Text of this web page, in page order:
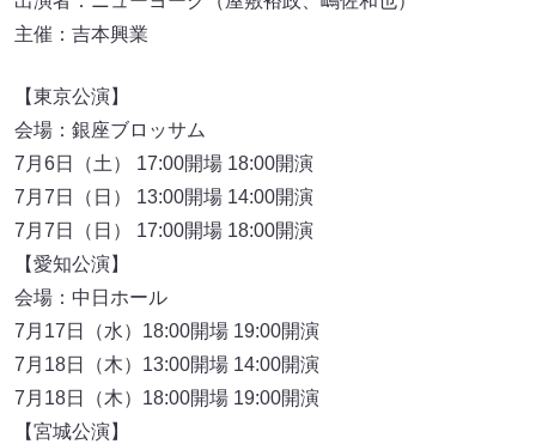
主催：吉本興業
【東京公演】
会場：銀座ブロッサム
7月6日（土） 17:00開場 18:00開演
7月7日（日） 13:00開場 14:00開演
7月7日（日） 17:00開場 18:00開演
【愛知公演】
会場：中日ホール
7月17日（水）18:00開場 19:00開演
7月18日（木）13:00開場 14:00開演
7月18日（木）18:00開場 19:00開演
【宮城公演】